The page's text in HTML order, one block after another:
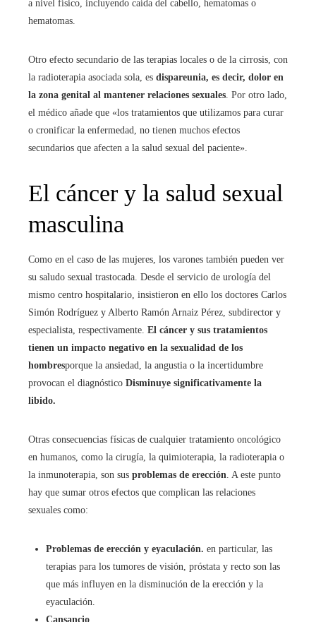
a nivel físico, incluyendo caída del cabello, hematomas o
hematomas.
Otro efecto secundario de las terapias locales o de la cirrosis, con
la radioterapia asociada sola, es dispareunia, es decir, dolor en
la zona genital al mantener relaciones sexuales. Por otro lado,
el médico añade que «los tratamientos que utilizamos para curar
o cronificar la enfermedad, no tienen muchos efectos
secundarios que afecten a la salud sexual del paciente».
El cáncer y la salud sexual
masculina
Como en el caso de las mujeres, los varones también pueden ver
su saludo sexual trastocada. Desde el servicio de urología del
mismo centro hospitalario, insistieron en ello los doctores Carlos
Simón Rodríguez y Alberto Ramón Arnaiz Pérez, subdirector y
especialista, respectivamente. El cáncer y sus tratamientos
tienen un impacto negativo en la sexualidad de los
hombresporque la ansiedad, la angustia o la incertidumbre
provocan el diagnóstico Disminuye significativamente la
libido.
Otras consecuencias físicas de cualquier tratamiento oncológico
en humanos, como la cirugía, la quimioterapia, la radioterapia o
la inmunoterapia, son sus problemas de erección. A este punto
hay que sumar otros efectos que complican las relaciones
sexuales como:
Problemas de erección y eyaculación. en particular, las
terapias para los tumores de visión, próstata y recto son las
que más influyen en la disminución de la erección y la
eyaculación.
Cansancio